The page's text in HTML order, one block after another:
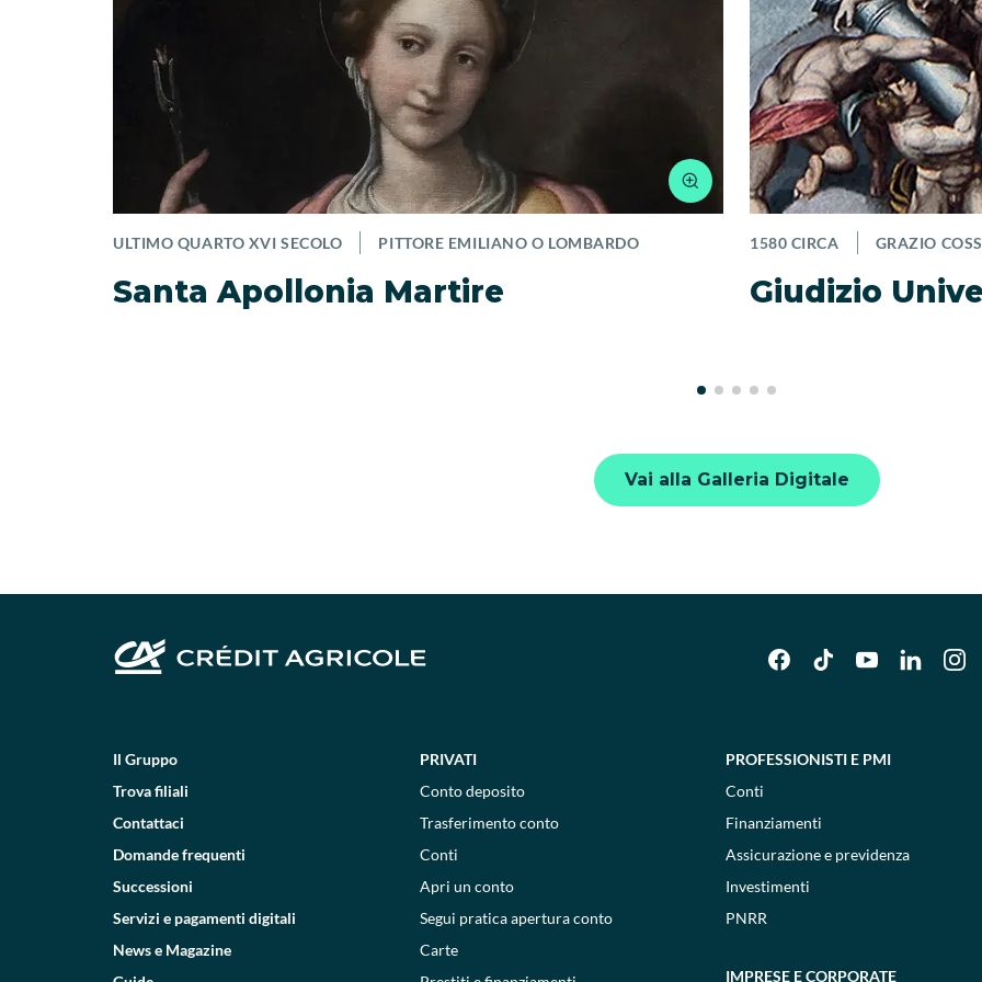
ULTIMO QUARTO XVI SECOLO PITTORE EMILIANO O LOMBARDO
Santa Apollonia Martire
1580 CIRCA GRAZIO
Giudizio
Vai alla Galleria Digitale
Il Gruppo
Trova filiali
Contattaci
Domande frequenti
Successioni
Servizi e pagamenti digitali
News e Magazine
PRIVATI
Conto deposito
Trasferimento conto
Conti
Apri un conto
Segui pratica apertura conto
Carte
PROFESSIONISTI E PMI
Conti
Finanziamenti
Assicurazione e previdenza
Investimenti
PNRR
IMPRESE E CORPORATE